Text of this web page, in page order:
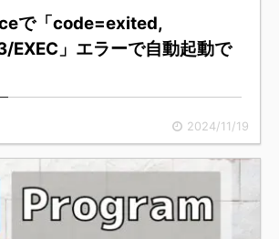
で「code=exited,
」エラーで自動起動で
2024/11/19